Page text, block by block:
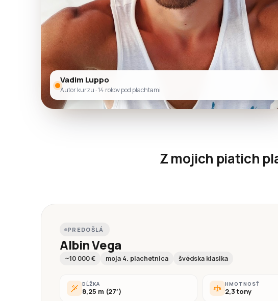
Vadim Luppo
Autor kurzu · 14 rokov pod plachtami
Z mojich piatich
PREDOŠLÁ
Albin Vega
~10 000 € moja 4. plachetnica švédska klasika
DĹŽKA
8,25 m (27′)
HMOTNOSŤ
2,3 tony